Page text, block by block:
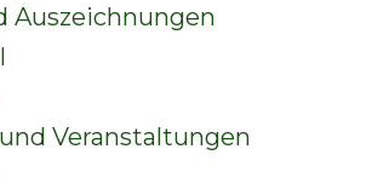
Auszeichnungen
Veranstaltungen